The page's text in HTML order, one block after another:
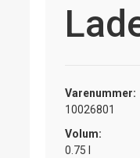
Varenummer:
10026801
Volum:
0.75 l